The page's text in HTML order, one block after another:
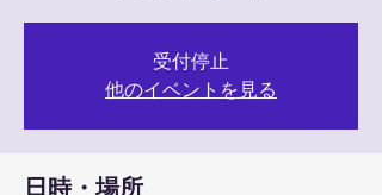
受付停止
他のイベントを見る
日時・場所